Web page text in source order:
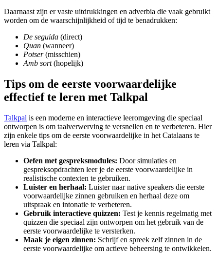
Daarnaast zijn er vaste uitdrukkingen en adverbia die vaak gebruikt
worden om de waarschijnlijkheid of tijd te benadrukken:
De seguida (direct)
Quan (wanneer)
Potser(misschien)
Amb sort(hopelijk)
Tips om de eerste voorwaardelijke
effectief te leren met Talkpal
Talkpal is een moderne en interactieve leeromgeving die speciaal
ontworpen is om taalverwerving te versnellen en te verbeteren. Hier
zijn enkele tips om de eerste voorwaardelijke in het Catalaans te
leren via Talkpal:
Oefen met gespreksmodules: Door simulaties en
gespreksopdrachten leer je de eerste voorwaardelijke in
realistische contexten te gebruiken.
Luister en herhaal: Luister naar native speakers die eerste
voorwaardelijke zinnen gebruiken en herhaal deze om
uitspraak en intonatie te verbeteren.
Gebruik interactieve quizzen: Test je kennis regelmatig met
quizzen die speciaal zijn ontworpen om het gebruik van de
eerste voorwaardelijke te versterken.
Maak je eigen zinnen: Schrijf en spreek zelf zinnen in de
eerste voorwaardelijke om actieve beheersing te ontwikkelen.